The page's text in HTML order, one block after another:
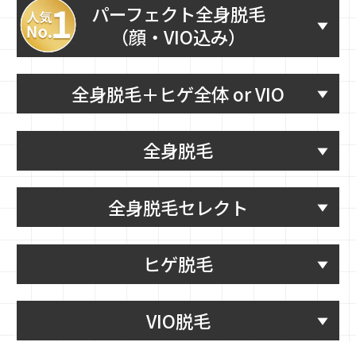
パーフェクト全身脱毛
（顔・VIO込み）
全身脱毛＋ヒゲ全体 or VIO
全身脱毛
全身脱毛セレクト
ヒゲ脱毛
VIO脱毛